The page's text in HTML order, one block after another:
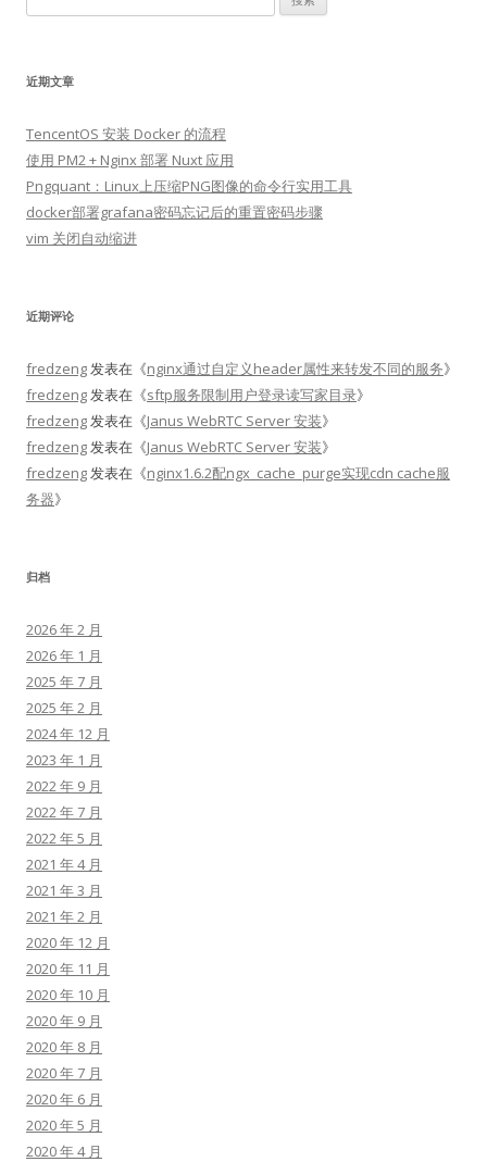
索：
近期文章
TencentOS 安装 Docker 的流程
使用 PM2 + Nginx 部署 Nuxt 应用
Pngquant：Linux上压缩PNG图像的命令行实用工具
docker部署grafana密码忘记后的重置密码步骤
vim 关闭自动缩进
近期评论
fredzeng发表在《nginx通过自定义header属性来转发不同的服务》
fredzeng发表在《sftp服务限制用户登录读写家目录》
fredzeng发表在《Janus WebRTC Server 安装》
fredzeng发表在《Janus WebRTC Server 安装》
fredzeng发表在《nginx1.6.2配ngx_cache_purge实现cdn cache服
务器》
归档
2026 年 2 月
2026 年 1 月
2025 年 7 月
2025 年 2 月
2024 年 12 月
2023 年 1 月
2022 年 9 月
2022 年 7 月
2022 年 5 月
2021 年 4 月
2021 年 3 月
2021 年 2 月
2020 年 12 月
2020 年 11 月
2020 年 10 月
2020 年 9 月
2020 年 8 月
2020 年 7 月
2020 年 6 月
2020 年 5 月
2020 年 4 月